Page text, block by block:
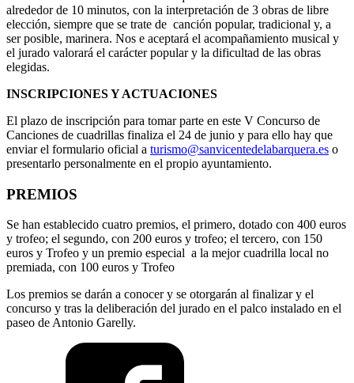
alrededor de 10 minutos, con la interpretación de 3 obras de libre
elección, siempre que se trate de canción popular, tradicional y, a
ser posible, marinera. Nos e aceptará el acompañamiento musical y
el jurado valorará el carácter popular y la dificultad de las obras
elegidas.
INSCRIPCIONES Y ACTUACIONES
El plazo de inscripción para tomar parte en este V Concurso de
Canciones de cuadrillas finaliza el 24 de junio y para ello hay que
enviar el formulario oficial a turismo@sanvicentedelabarquera.es o
presentarlo personalmente en el propio ayuntamiento.
PREMIOS
Se han establecido cuatro premios, el primero, dotado con 400 euros
y trofeo; el segundo, con 200 euros y trofeo; el tercero, con 150
euros y Trofeo y un premio especial a la mejor cuadrilla local no
premiada, con 100 euros y Trofeo
Los premios se darán a conocer y se otorgarán al finalizar y el
concurso y tras la deliberación del jurado en el palco instalado en el
paseo de Antonio Garelly.